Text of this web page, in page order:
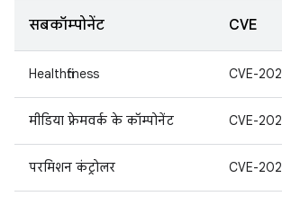
सबकॉम्पोनेंट CVE
Healthfitness CVE-
मीडिया फ़्रेमवर्क के कॉम्पोनेंट CVE-
परमिशन कंट्रोलर CVE-